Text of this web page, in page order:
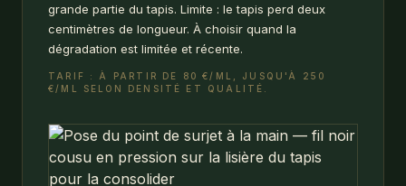
grande partie du tapis. Limite : le tapis perd deux
centimètres de longueur. À choisir quand la
dégradation est limitée et récente.
TARIF : À PARTIR DE 80 €/ML, JUSQU'À 250
€/ML SELON DENSITÉ ET QUALITÉ.